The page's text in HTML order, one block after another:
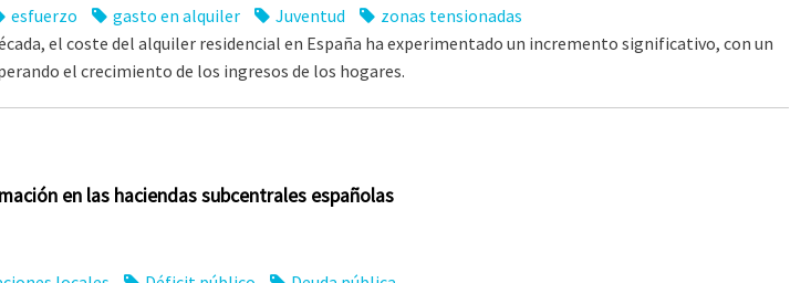
esfuerzo gasto en alquiler Juventud
zonas tensionadas
el coste del alquiler residencial en España ha experimentado un incremento significativo, con un
el crecimiento de los ingresos de los hogares.
en las haciendas subcentrales españolas